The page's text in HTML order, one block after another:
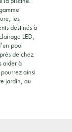
les
destinés à
LED,
pool
de chez
aider à
ainsi
jardin, au